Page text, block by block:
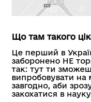
Що там такого
Це перший в
заборонено НЕ
так: тут ти зможеш
випробовувати на
завгодно, аби
закохатися в